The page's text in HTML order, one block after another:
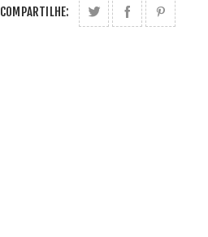
COMPARTILHE: